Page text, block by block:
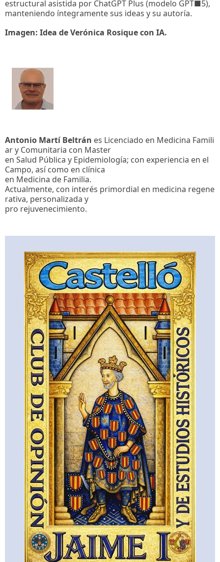
estructural asistida por ChatGPT Plus (modelo GPT■5),
manteniendo íntegramente sus ideas y su autoría.
Imagen: Idea de Verónica Rosique con IA.
Antonio Martí Beltrán es Licenciado en Medicina Famili
ar y Comunitaria con Master
en Salud Pública y Epidemiología; con experiencia en el
Campo, así como en clínica
en Medicina de Familia.
Actualmente, con interés primordial en medicina regene
rativa, personalizada y
pro rejuvenecimiento.